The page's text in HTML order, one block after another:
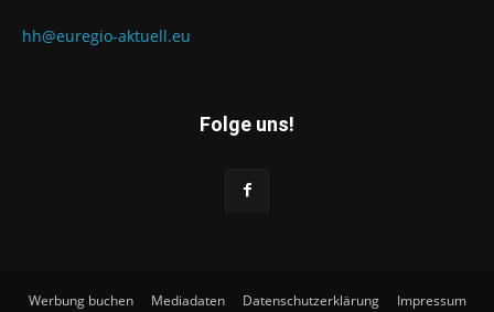
hh@euregio-aktuell.eu
Folge uns!
Werbung buchen Mediadaten Datenschutzerklärung Impressum